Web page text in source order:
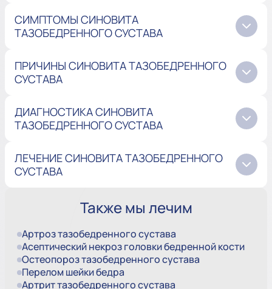
СИМПТОМЫ СИНОВИТА
ТАЗОБЕДРЕННОГО СУСТАВА
ПРИЧИНЫ СИНОВИТА ТАЗОБЕДРЕННОГО
СУСТАВА
ДИАГНОСТИКА СИНОВИТА
ТАЗОБЕДРЕННОГО СУСТАВА
ЛЕЧЕНИЕ СИНОВИТА ТАЗОБЕДРЕННОГО
СУСТАВА
Также мы лечим
Артроз тазобедренного сустава
Асептический некроз головки бедренной кости
Остеопороз тазобедренного сустава
Перелом шейки бедра
Артрит тазобедренного сустава